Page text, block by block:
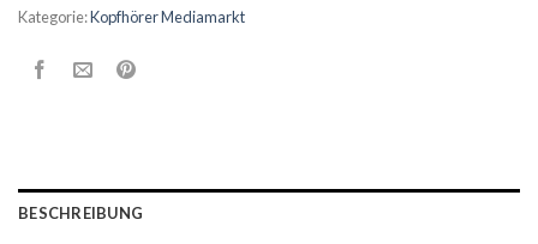
Kategorie:Kopfhörer Mediamarkt
BESCHREIBUNG